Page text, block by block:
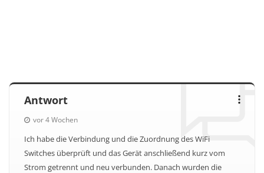
Antwort
vor 4 Wochen
Ich habe die Verbindung und die Zuordnung des WiFi
Switches überprüft und das Gerät anschließend kurz vom
Strom getrennt und neu verbunden. Danach wurden die